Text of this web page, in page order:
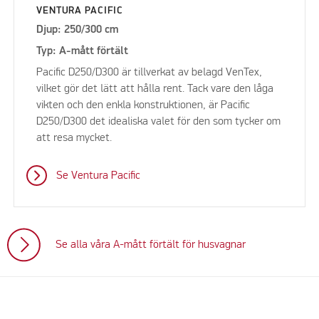
VENTURA PACIFIC
Djup: 250/300 cm
Typ: A-mått förtält
Pacific D250/D300 är tillverkat av belagd VenTex,
vilket gör det lätt att hålla rent. Tack vare den låga
vikten och den enkla konstruktionen, är Pacific
D250/D300 det idealiska valet för den som tycker om
att resa mycket.
Se Ventura Pacific
Se alla våra A-mått förtält för husvagnar